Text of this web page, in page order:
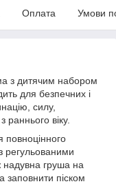
Оплата Умови
з дитячим набором
для безпечних і
силу,
раннього віку.
повноцінного
регульованими
надувна груша на
заповнити піском